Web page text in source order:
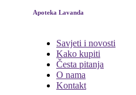
Apoteka Lavanda
Savjeti i novosti
Kako kupiti
Česta pitanja
O nama
Kontakt